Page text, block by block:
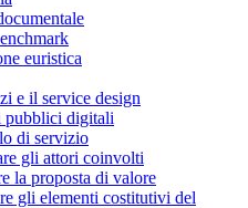
euristica
e il service design
pubblici digitali
di servizio
gli attori coinvolti
la proposta di valore
gli elementi costitutivi del